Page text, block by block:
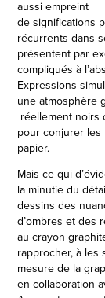
aussi empreint
de significations
récurrents dans
présentent par
compliqués à
Expressions
une atmosphère
réellement noirs
pour conjurer les
papier.
Mais ce qui
la minutie du
dessins des
d’ombres et des
au crayon
rapprocher, à les
mesure de la
en collaboration